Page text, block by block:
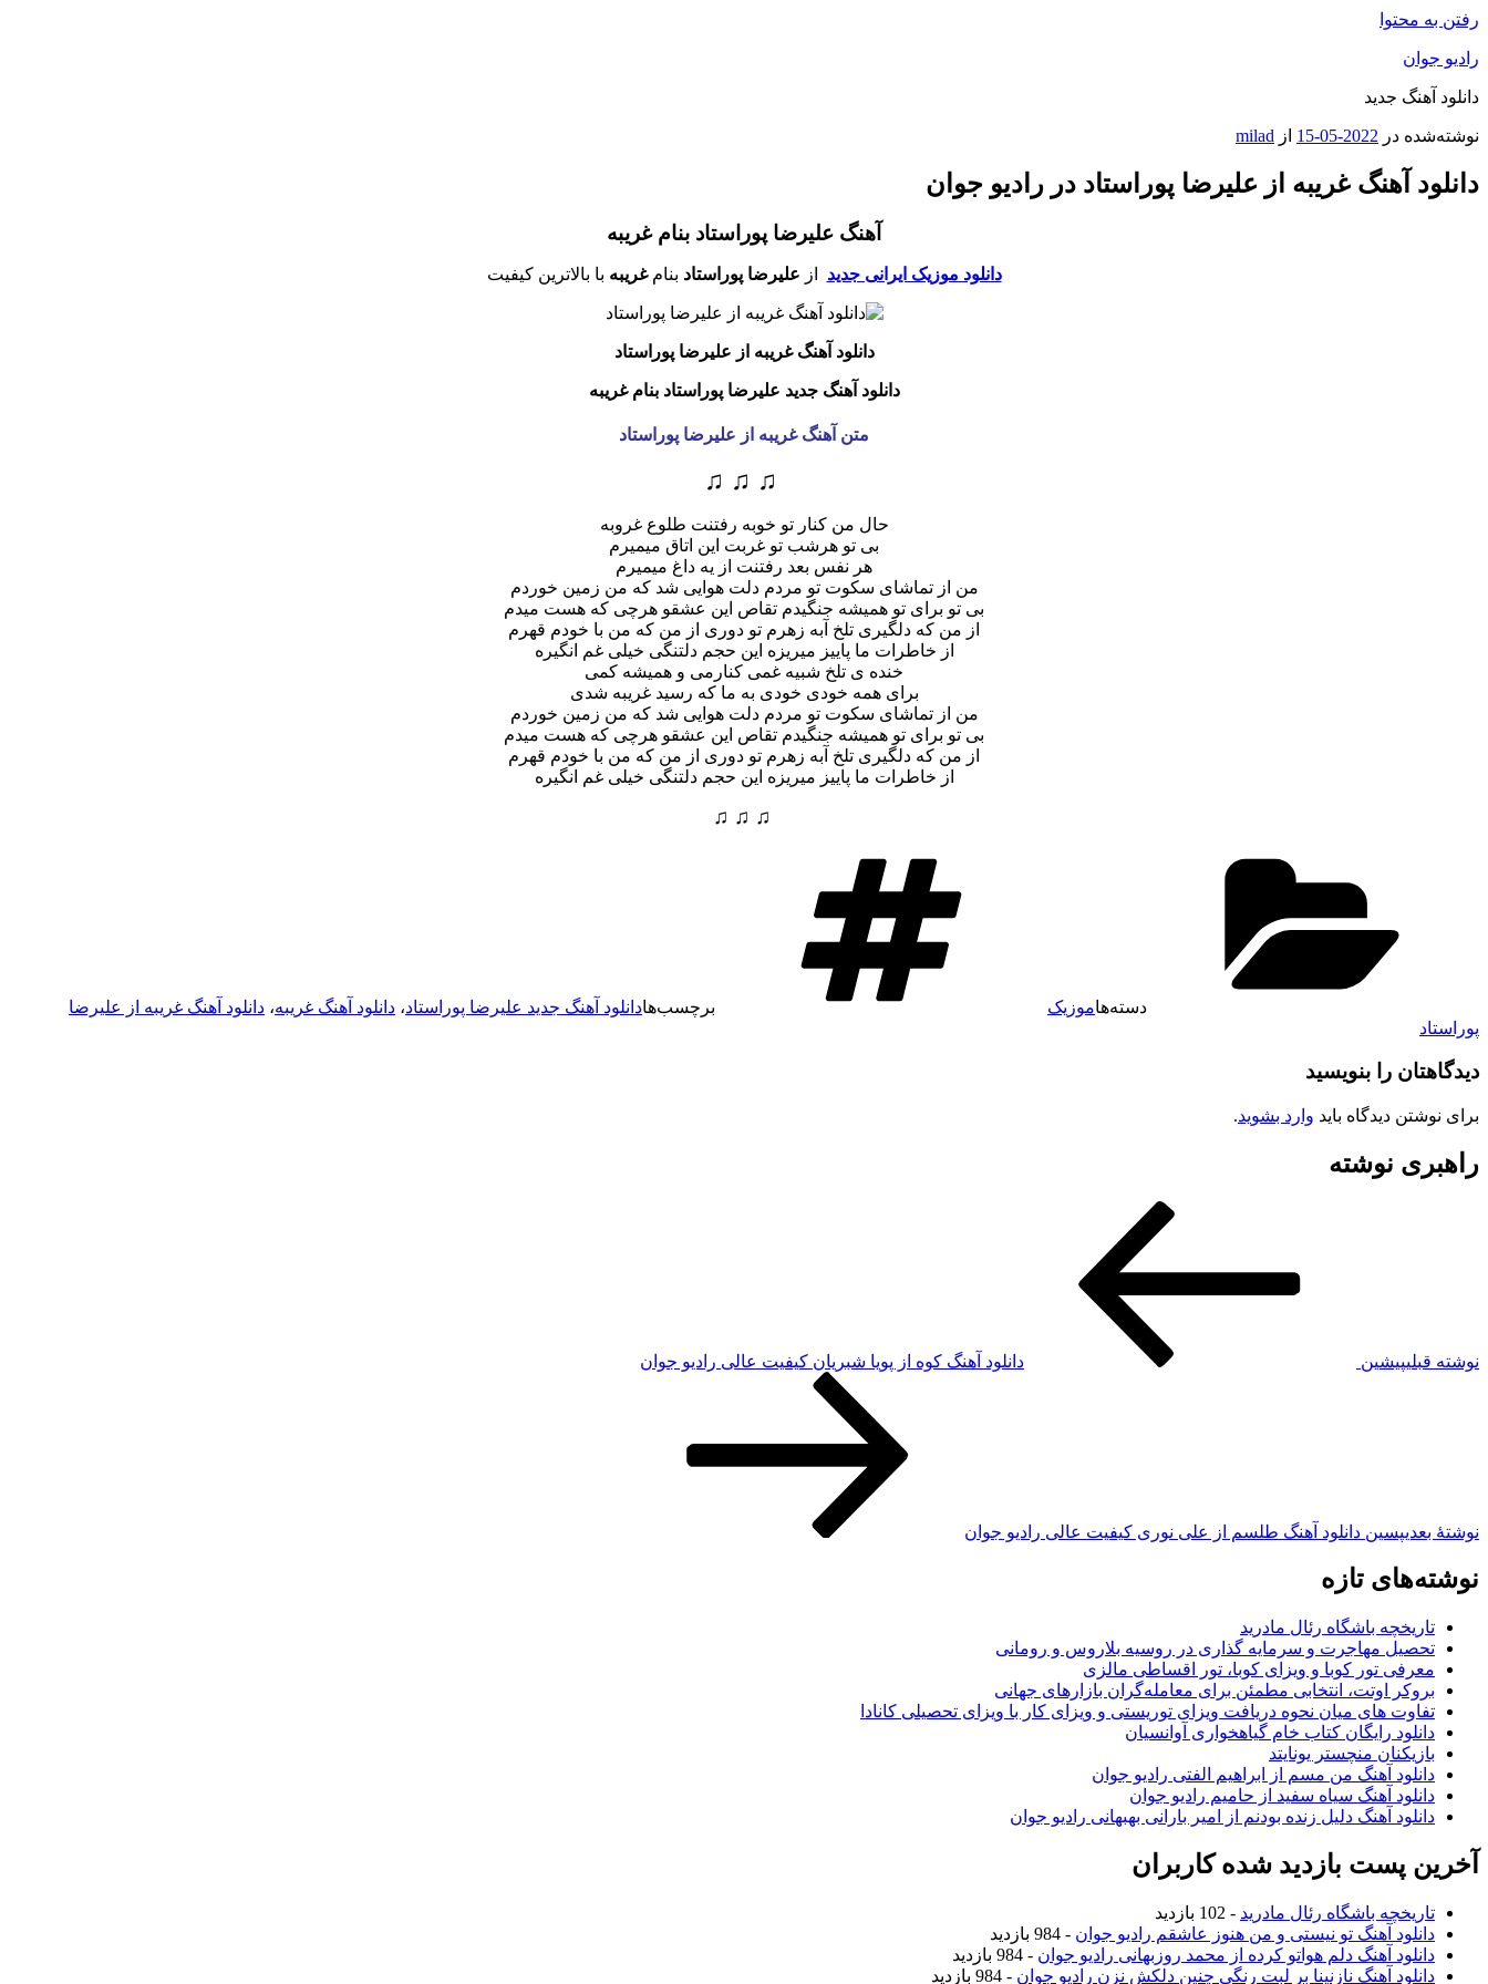
رفتن به محتوا
رادیو جوان
دانلود آهنگ جدید
نوشته‌شده در 2022-05-15 از milad
دانلود آهنگ غریبه از علیرضا پوراستاد در رادیو جوان
آهنگ علیرضا پوراستاد بنام غریبه
دانلود موزیک ایرانی جدید از علیرضا پوراستاد بنامغریبه با بالاترین کیفیت
دانلود آهنگ غریبه از علیرضا پوراستاد
دانلود آهنگ جدید علیرضا پوراستاد بنام غریبه
متن آهنگ غریبه از علیرضا پوراستاد
♫ ♫ ♫
حال من کنار تو خوبه رفتنت طلوع غروبه
بی تو هرشب تو غربت این اتاق میمیرم
هر نفس بعد رفتنت از یه داغ میمیرم
من از تماشای سکوت تو مردم دلت هوایی شد که من زمین خوردم
بی تو برای تو همیشه جنگیدم تقاص این عشقو هرچی که هست میدم
از من که دلگیری تلخ آبه زهرم تو دوری از من که من با خودم قهرم
از خاطرات ما پاییز میریزه این حجم دلتنگی خیلی غم انگیره
خنده ی تلخ شبیه غمی کنارمی و همیشه کمی
برای همه خودی خودی به ما که رسید غریبه شدی
من از تماشای سکوت تو مردم دلت هوایی شد که من زمین خوردم
بی تو برای تو همیشه جنگیدم تقاص این عشقو هرچی که هست میدم
از من که دلگیری تلخ آبه زهرم تو دوری از من که من با خودم قهرم
از خاطرات ما پاییز میریزه این حجم دلتنگی خیلی غم انگیره
♫ ♫ ♫
دسته‌هاموزیک برچسب‌هادانلود آهنگ جدید علیرضا پوراستاد، دانلود آهنگ غریبه، دانلود آهنگ غریبه از علیرضا
پوراستاد
دیدگاهتان را بنویسید
برای نوشتن دیدگاه باید وارد بشوید.
راهبری نوشته
نوشته قبلیپیشین دانلود آهنگ کوه از پویا شبریان کیفیت عالی رادیو جوان
نوشته‌ٔ بعدیپسین دانلود آهنگ طلسم از علی نوری کیفیت عالی رادیو جوان
نوشته‌های تازه
تاریخچه باشگاه رئال مادرید
تحصیل مهاجرت و سرمایه گذاری در روسیه بلاروس و رومانی
معرفی تور کوبا و ویزای کوبا، تور اقساطی مالزی
بروکر اوتت، انتخابی مطمئن برای معامله‌گران بازارهای جهانی
تفاوت های میان نحوه دریافت ویزای توریستی و ویزای کار با ویزای تحصیلی کانادا
دانلود رایگان کتاب خام گیاهخواری آوانسیان
بازیکنان منچستر یونایتد
دانلود آهنگ من مسم از ابراهیم الفتی رادیو جوان
دانلود آهنگ سیاه سفید از حامیم رادیو جوان
دانلود آهنگ دلیل زنده بودنم از امیر بارانی بهبهانی رادیو جوان
آخرین پست بازدید شده کاربران
تاریخچه باشگاه رئال مادرید - 102 بازدید
دانلود آهنگ تو نیستی و من هنوز عاشقم رادیو جوان - 984 بازدید
دانلود آهنگ دلم هواتو کرده از محمد روزبهانی رادیو جوان - 984 بازدید
دانلود آهنگ نازنینا بر لبت رنگی چنین دلکش نزن رادیو جوان - 984 بازدید